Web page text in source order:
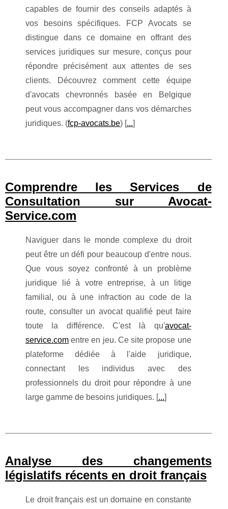
capables de fournir des conseils adaptés à
vos besoins spécifiques. FCP Avocats se
distingue dans ce domaine en offrant des
services juridiques sur mesure, conçus pour
répondre précisément aux attentes de ses
clients. Découvrez comment cette équipe
d'avocats chevronnés basée en Belgique
peut vous accompagner dans vos démarches
juridiques. (fcp-avocats.be) [...]
Comprendre les Services de
Consultation sur Avocat-
Service.com
Naviguer dans le monde complexe du droit
peut être un défi pour beaucoup d'entre nous.
Que vous soyez confronté à un problème
juridique lié à votre entreprise, à un litige
familial, ou à une infraction au code de la
route, consulter un avocat qualifié peut faire
toute la différence. C'est là qu'avocat-
service.com entre en jeu. Ce site propose une
plateforme dédiée à l'aide juridique,
connectant les individus avec des
professionnels du droit pour répondre à une
large gamme de besoins juridiques. [...]
Analyse des changements
législatifs récents en droit français
Le droit français est un domaine en constante